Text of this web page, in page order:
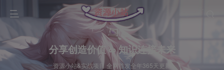
分享创造价值 ∞ 知识连接未来
资源小站&实战项目 全网首发全年365天更新